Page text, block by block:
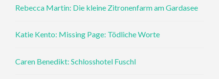
Rebecca Martin: Die kleine Zitronenfarm am Gardasee
Katie Kento: Missing Page: Tödliche Worte
Caren Benedikt: Schlosshotel Fuschl